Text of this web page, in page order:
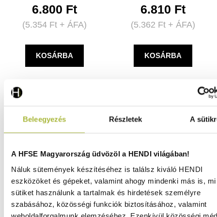
Beleegyezés Részletek A
A HFSE Magyarország üdvözöl a HENDI világában!
Náluk sütemények készítéséhez is találsz kiváló HENDI
eszközöket és gépeket, valamint ahogy mindenki más is,
sütiket használunk a tartalmak és hirdetések személyre
szabásához, közösségi funkciók biztosításához, valamint
weboldalforgalmunk elemzéséhez. Ezenkívül közösségi
6.800 Ft
(5.354 Ft+ ÁFA)
KOSÁRBA
6.810 Ft
(5.362 Ft+ ÁFA)
KOSÁRBA